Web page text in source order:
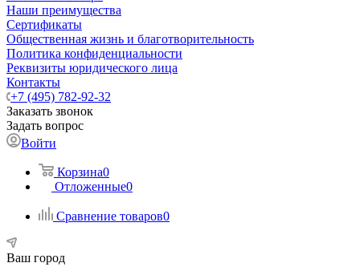
Наши преимущества
Сертификаты
Общественная жизнь и благотворительность
Политика конфиденциальности
Реквизиты юридического лица
Контакты
+7 (495) 782-92-32
Заказать звонок
Задать вопрос
Войти
Корзина0
Отложенные0
Сравнение товаров0
Ваш город